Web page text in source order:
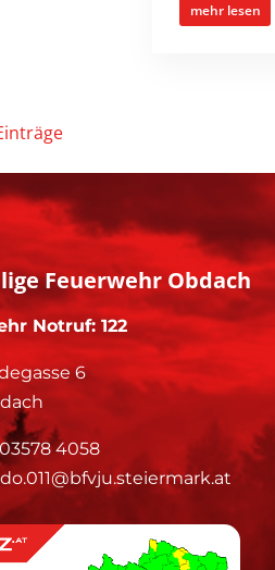
mehr lesen
Feuerwehr Obdach
Notruf: 122
6
03578 4058